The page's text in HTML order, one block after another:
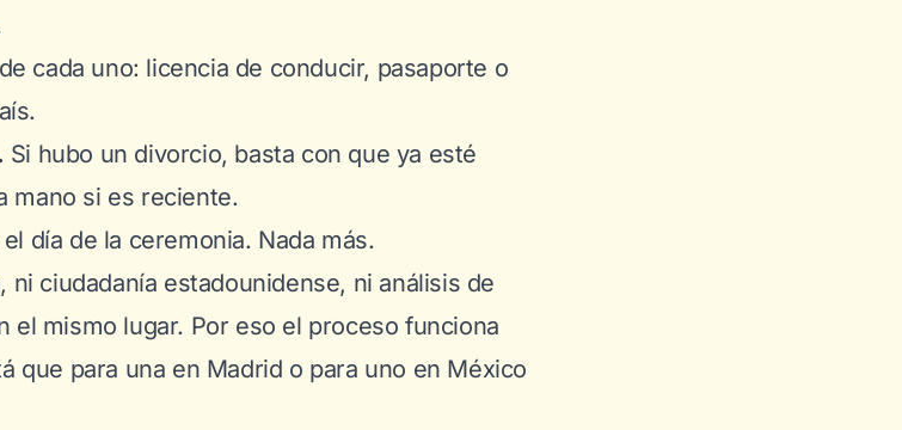
de cada uno: licencia de conducir, pasaporte o
Si hubo un divorcio, basta con que ya esté
mano si es reciente.
el día de la ceremonia. Nada más.
ciudadanía estadounidense, ni análisis de
el mismo lugar. Por eso el proceso funciona
que para una en Madrid o para uno en México